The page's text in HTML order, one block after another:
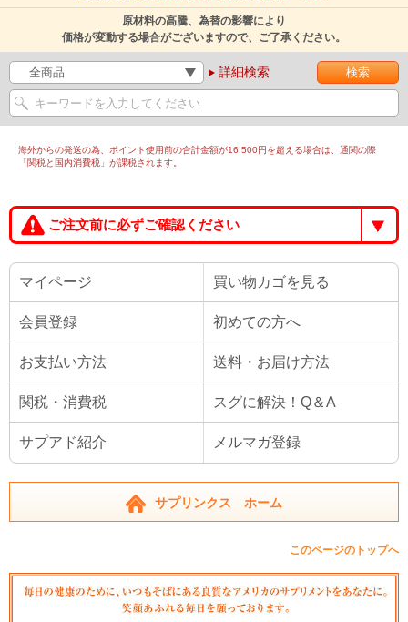
原材料の高騰、為替の影響により
価格が変動する場合がございますので、ご了承ください。
詳細検索
海外からの発送の為、ポイント使用前の合計金額が16,500円を超える場合は、通関の際
「関税と国内消費税」が課税されます。
ご注文前に必ずご確認ください
マイページ 買い物カゴを見る
会員登録 初めての方へ
お支払い方法 送料・お届け方法
関税・消費税 スグに解決！Q＆A
サプアド紹介 メルマガ登録
サプリンクス ホーム
このページのトップへ